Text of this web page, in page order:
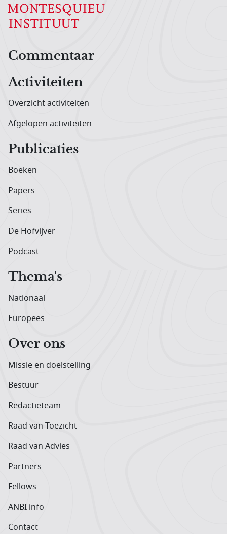
Hoofdnavigatiemenu
Commentaar
Activiteiten
Overzicht activiteiten
Afgelopen activiteiten
Publicaties
Boeken
Papers
Series
De Hofvijver
Podcast
Thema's
Nationaal
Europees
Over ons
Missie en doelstelling
Bestuur
Redactieteam
Raad van Toezicht
Raad van Advies
Partners
Fellows
ANBI info
Contact